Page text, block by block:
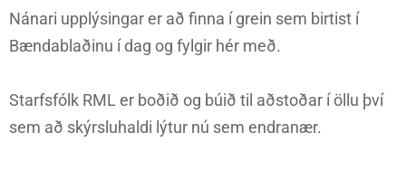
Nánari upplýsingar er að finna í grein sem birtist í
Bændablaðinu í dag og fylgir hér með.
Starfsfólk RML er boðið og búið til aðstoðar í öllu því
sem að skýrsluhaldi lýtur nú sem endranær.